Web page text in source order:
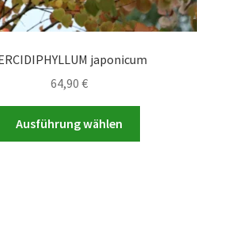
japonicum
64,90 €
Ausführung wählen